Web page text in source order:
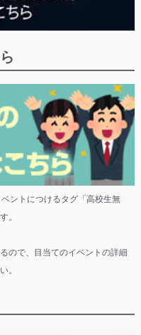
ントにつけるタグ「高校生無
。
ので、目当てのイベントの詳細
。